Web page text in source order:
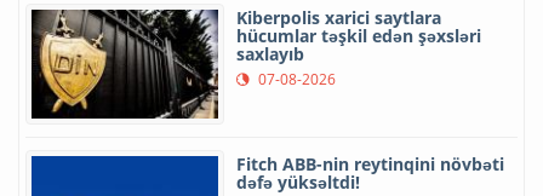
Kiberpolis xarici saytlara
hücumlar təşkil edən şəxsləri
saxlayıb
07-08-2026
Fitch ABB-nin reytinqini növbəti
dəfə yüksəltdi!